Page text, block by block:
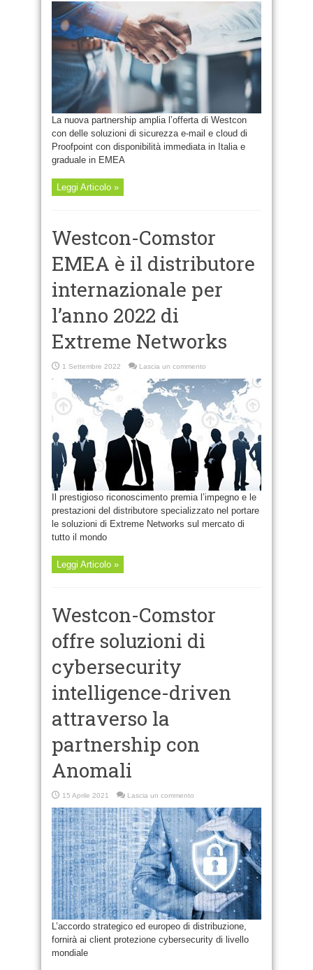
La nuova partnership amplia l’offerta di Westcon
con delle soluzioni di sicurezza e-mail e cloud di
Proofpoint con disponibilità immediata in Italia e
graduale in EMEA
Leggi Articolo »
Westcon-Comstor
EMEA è il distributore
internazionale per
l’anno 2022 di
Extreme Networks
1 Settembre 2022 Lascia un commento
Il prestigioso riconoscimento premia l’impegno e le
prestazioni del distributore specializzato nel portare
le soluzioni di Extreme Networks sul mercato di
tutto il mondo
Leggi Articolo »
Westcon-Comstor
offre soluzioni di
cybersecurity
intelligence-driven
attraverso la
partnership con
Anomali
15 Aprile 2021 Lascia un commento
L’accordo strategico ed europeo di distribuzione,
fornirà ai client protezione cybersecurity di livello
mondiale